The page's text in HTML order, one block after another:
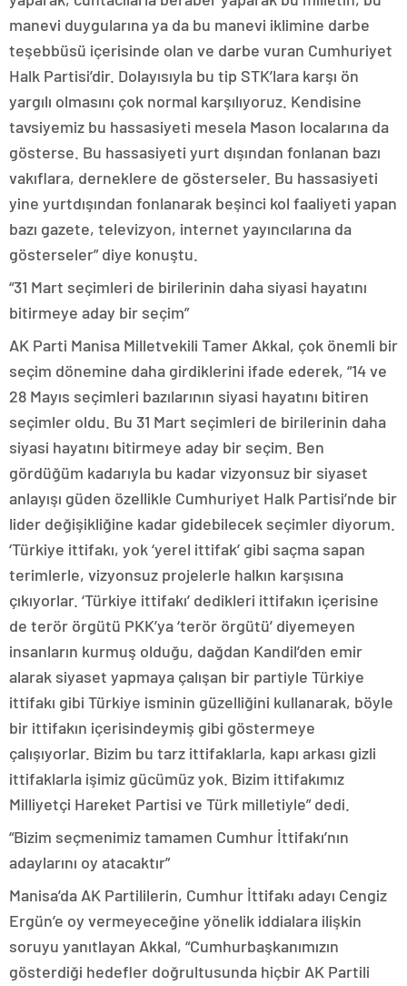
manevi duygularına ya da bu manevi iklimine darbe
teşebbüsü içerisinde olan ve darbe vuran Cumhuriyet
Halk Partisi’dir. Dolayısıyla bu tip STK’lara karşı ön
yargılı olmasını çok normal karşılıyoruz. Kendisine
tavsiyemiz bu hassasiyeti mesela Mason localarına da
gösterse. Bu hassasiyeti yurt dışından fonlanan bazı
vakıflara, derneklere de gösterseler. Bu hassasiyeti
yine yurtdışından fonlanarak beşinci kol faaliyeti yapan
bazı gazete, televizyon, internet yayıncılarına da
gösterseler” diye konuştu.
“31 Mart seçimleri de birilerinin daha siyasi hayatını
bitirmeye aday bir seçim”
AK Parti Manisa Milletvekili Tamer Akkal, çok önemli bir
seçim dönemine daha girdiklerini ifade ederek, “14 ve
28 Mayıs seçimleri bazılarının siyasi hayatını bitiren
seçimler oldu. Bu 31 Mart seçimleri de birilerinin daha
siyasi hayatını bitirmeye aday bir seçim. Ben
gördüğüm kadarıyla bu kadar vizyonsuz bir siyaset
anlayışı güden özellikle Cumhuriyet Halk Partisi’nde bir
lider değişikliğine kadar gidebilecek seçimler diyorum.
‘Türkiye ittifakı, yok ‘yerel ittifak’ gibi saçma sapan
terimlerle, vizyonsuz projelerle halkın karşısına
çıkıyorlar. ‘Türkiye ittifakı’ dedikleri ittifakın içerisine
de terör örgütü PKK’ya ‘terör örgütü’ diyemeyen
insanların kurmuş olduğu, dağdan Kandil’den emir
alarak siyaset yapmaya çalışan bir partiyle Türkiye
ittifakı gibi Türkiye isminin güzelliğini kullanarak, böyle
bir ittifakın içerisindeymiş gibi göstermeye
çalışıyorlar. Bizim bu tarz ittifaklarla, kapı arkası gizli
ittifaklarla işimiz gücümüz yok. Bizim ittifakımız
Milliyetçi Hareket Partisi ve Türk milletiyle” dedi.
“Bizim seçmenimiz tamamen Cumhur İttifakı’nın
adaylarını oy atacaktır”
Manisa’da AK Partililerin, Cumhur İttifakı adayı Cengiz
Ergün’e oy vermeyeceğine yönelik iddialara ilişkin
soruyu yanıtlayan Akkal, “Cumhurbaşkanımızın
gösterdiği hedefler doğrultusunda hiçbir AK Partili